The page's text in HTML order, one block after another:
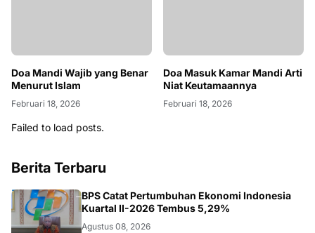
Doa Masuk Kamar Mandi Arti
Niat Keutamaannya
Februari 18, 2026
Failed to load posts.
Berita Terbaru
EKONOMI
BPS Catat Pertumbuhan Ekonomi Indonesia
Kuartal II-2026 Tembus 5,29%
Agustus 08, 2026